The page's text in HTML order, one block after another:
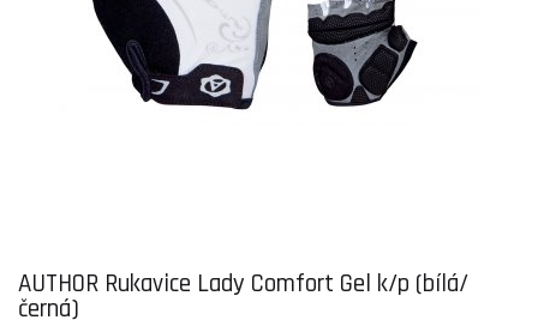
AUTHOR Rukavice Lady Comfort Gel k/p (bílá/
černá)